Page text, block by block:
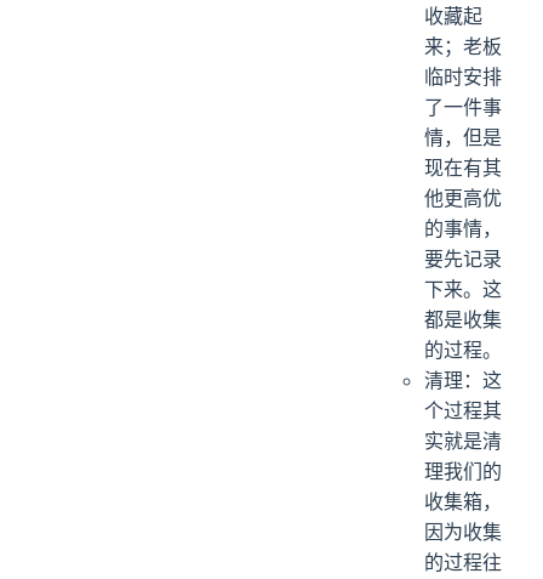
收藏起
来；老板
临时安排
了一件事
情，但是
现在有其
他更高优
的事情，
要先记录
下来。这
都是收集
的过程。
清理：这
个过程其
实就是清
理我们的
收集箱，
因为收集
的过程往